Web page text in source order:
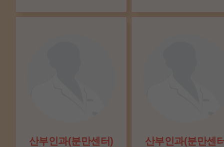
산부인과(분만센터) 산부인과(분만센